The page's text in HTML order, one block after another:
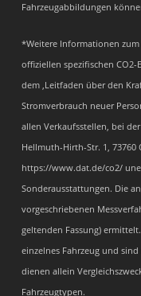
Fahrzeugabbildungen
*Weitere Informationen
offiziellen spezifischen
dem ‚Leitfaden über den
Stromverbrauch neuer
allen Verkaufsstellen, bei
Hellmuth-Hirth-Str. 1,
https://www.dat.de/co2/
Sonderausstattungen. Die
vorgeschriebenen
geltenden Fassung)
einzelnes Fahrzeug und
dienen allein
Fahrzeugtypen.